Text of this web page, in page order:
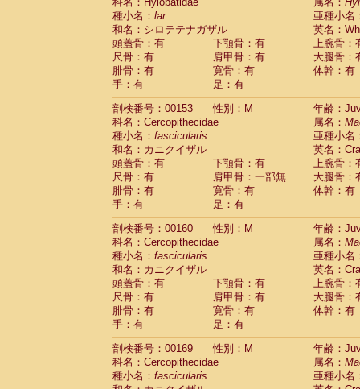
種小名： lar
亜種小名
和名：シロテテナガザル
英名：
頭蓋骨：有
下顎骨：有
上腕骨：
尺骨：有
肩甲骨：有
大腿骨：
腓骨：有
寛骨：有
体幹：有
手：有
足：有
剖検番号：00153
性別：M
年齢：
科名：Cercopithecidae
属名：
種小名： fascicularis
亜種小名
和名：カニクイザル
英名：
頭蓋骨：有
下顎骨：有
上腕骨：
尺骨：有
肩甲骨：一部無
大腿骨：
腓骨：有
寛骨：有
体幹：有
手：有
足：有
剖検番号：00160
性別：M
年齢：
科名：Cercopithecidae
属名：
種小名： fascicularis
亜種小名
和名：カニクイザル
英名：
頭蓋骨：有
下顎骨：有
上腕骨：
尺骨：有
肩甲骨：有
大腿骨：
腓骨：有
寛骨：有
体幹：有
手：有
足：有
剖検番号：00169
性別：M
年齢：
科名：Cercopithecidae
属名：
種小名： fascicularis
亜種小名